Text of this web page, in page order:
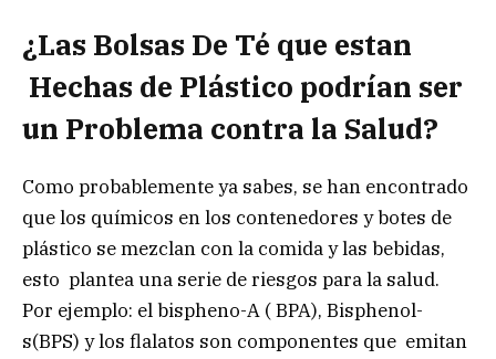
¿Las Bolsas De Té que estan
Hechas de Plástico podrían ser
un Problema contra la Salud?
Como probablemente ya sabes, se han encontrado
que los químicos en los contenedores y botes de
plástico se mezclan con la comida y las bebidas,
esto plantea una serie de riesgos para la salud.
Por ejemplo: el bispheno-A ( BPA), Bisphenol-
s(BPS) y los flalatos son componentes que emitan